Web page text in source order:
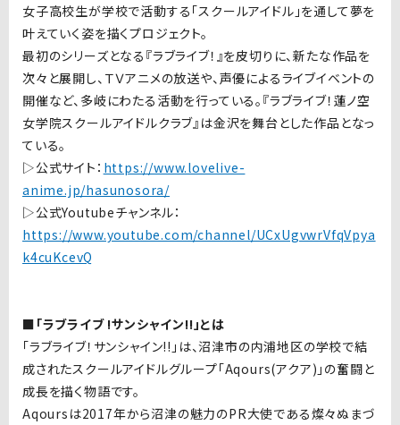
女子高校生が学校で活動する「スクールアイドル」を通して夢を
叶えていく姿を描くプロジェクト。
最初のシリーズとなる『ラブライブ！』を皮切りに、新たな作品を
次々と展開し、ＴＶアニメの放送や、声優によるライブイベントの
開催など、多岐にわたる活動を行っている。『ラブライブ！蓮ノ空
女学院スクールアイドルクラブ』は金沢を舞台とした作品となっ
ている。
▷公式サイト： https://www.lovelive-
anime.jp/hasunosora/
▷公式Youtubeチャンネル：
https://www.youtube.com/channel/UCxUgvwrVfqVpya
k4cuKcevQ
■「ラブライブ !サンシャイン!!」とは
「ラブライブ！サンシャイン!!」は、沼津市の内浦地区の学校で結
成されたスクールアイドルグループ「Aqours(アクア)」の奮闘と
成長を描く物語です。
Aqoursは2017年から沼津の魅力のPR大使である燦々ぬまづ